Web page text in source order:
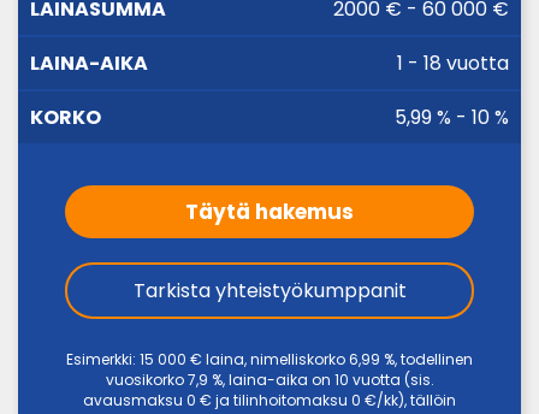
LAINASUMMA KORKO2000 € - 60 000 €
1 - 18 vuotta
5,99 % - 10 %
Täytä hakemus
Tarkista yhteistyökumppanit
Esimerkki: 15 000 € laina, nimelliskorko 6,99 %, todellinen
vuosikorko 7,9 %, laina-aika on 10 vuotta (sis.
avausmaksu 0 € ja tilinhoitomaksu 0 €/kk), tällöin